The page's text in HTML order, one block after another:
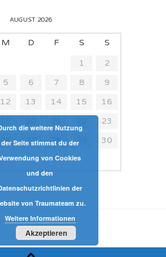
AUGUST 2026
M D F S
S
1
2
5 6 7 8
9
12 13 14 15
16
23
26 27 28 29
30
die weitere Nutzung
der Seite stimmst du der
von Cookies
und den
der
von Traumateam zu.
Weitere Informationen
Akzeptieren